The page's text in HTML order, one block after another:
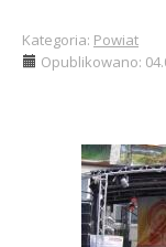
Kategoria: Powiat
Opublikowano: